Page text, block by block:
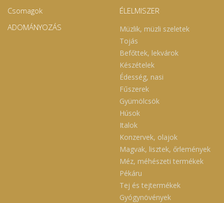
Csomagok
ADOMÁNYOZÁS
ÉLELMISZER
Müzlik, müzli szeletek
Tojás
Befőttek, lekvárok
Készételek
Édesség, nasi
Fűszerek
Gyümölcsök
Húsok
Italok
Konzervek, olajok
Magvak, lisztek, őrlemények
Méz, méhészeti termékek
Pékáru
Tej és tejtermékek
Gyógynövények